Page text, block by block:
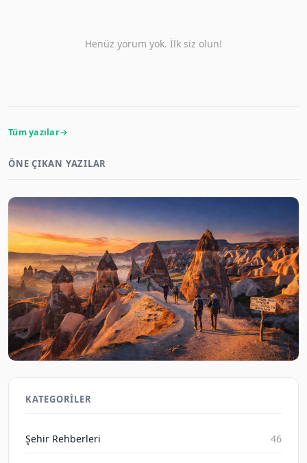
Henüz yorum yok. İlk siz olun!
Tüm yazılar
ÖNE ÇIKAN YAZILAR
Kapadokya ve Efes'te Doğa Yürüyüşü: Tarihi Yerler
Keşfi 2026
KATEGORILER
Şehir Rehberleri 46